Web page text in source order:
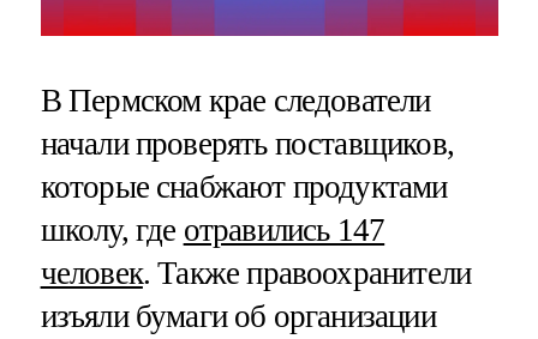
В Пермском крае следователи
начали проверять поставщиков,
которые снабжают продуктами
школу, где отравились 147
человек. Также правоохранители
изъяли бумаги об организации